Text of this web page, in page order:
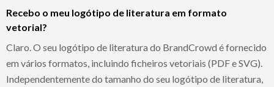
Recebo o meu logótipo de literatura em formato
vetorial?
Claro. O seu logótipo de literatura do BrandCrowd é fornecido
em vários formatos, incluindo ficheiros vetoriais (PDF e SVG).
Independentemente do tamanho do seu logótipo de literatura,